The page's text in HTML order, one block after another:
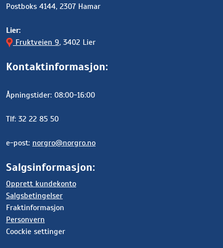
Postboks 4144, 2307 Hamar
Lier:
Fruktveien 9, 3402 Lier
Kontaktinformasjon:
Åpningstider: 08:00-16:00
Tlf: 32 22 85 50
e-post: norgro@norgro.no
Salgsinformasjon:
Opprett kundekonto
Salgsbetingelser
Fraktinformasjon
Personvern
Coockie settinger